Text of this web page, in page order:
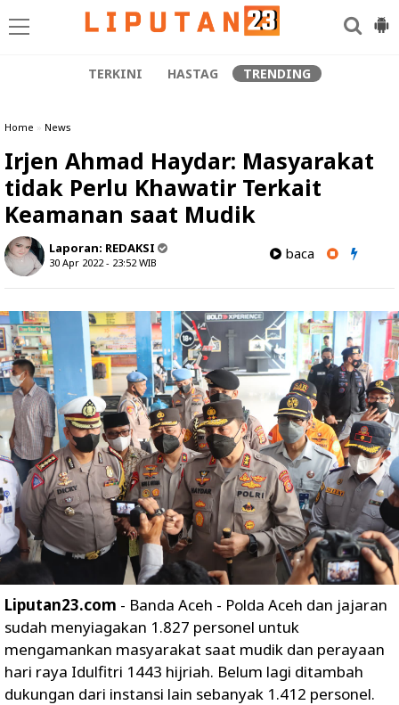
TERKINI HASTAG TRENDING
Home » News
Irjen Ahmad Haydar: Masyarakat
tidak Perlu Khawatir Terkait
Keamanan saat Mudik
Laporan: REDAKSI
30 Apr 2022 - 23:52WIB
baca
Liputan23.com - Banda Aceh - Polda Aceh dan jajaran
sudah menyiagakan 1.827 personel untuk
mengamankan masyarakat saat mudik dan perayaan
hari raya Idulfitri 1443 hijriah. Belum lagi ditambah
dukungan dari instansi lain sebanyak 1.412 personel.